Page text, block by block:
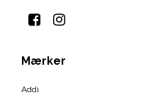
Mærker
Addi